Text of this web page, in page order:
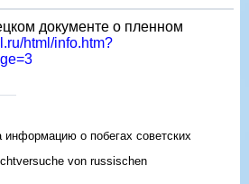
документе о пленном
html/info.htm?
информацию о побегах советских
von russischen